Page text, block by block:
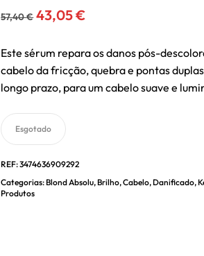
57,40€ O
original
era:
57,40 €.
43,05€O
atual
é:
43,05 €.
Este sérum repara os danos pós-
cabelo da fricção, quebra e pontas
longo prazo, para um cabelo suave e
Esgotado
REF:3474636909292
Categorias:Blond Absolu,Brilho,Cabelo,Danificado,
Produtos